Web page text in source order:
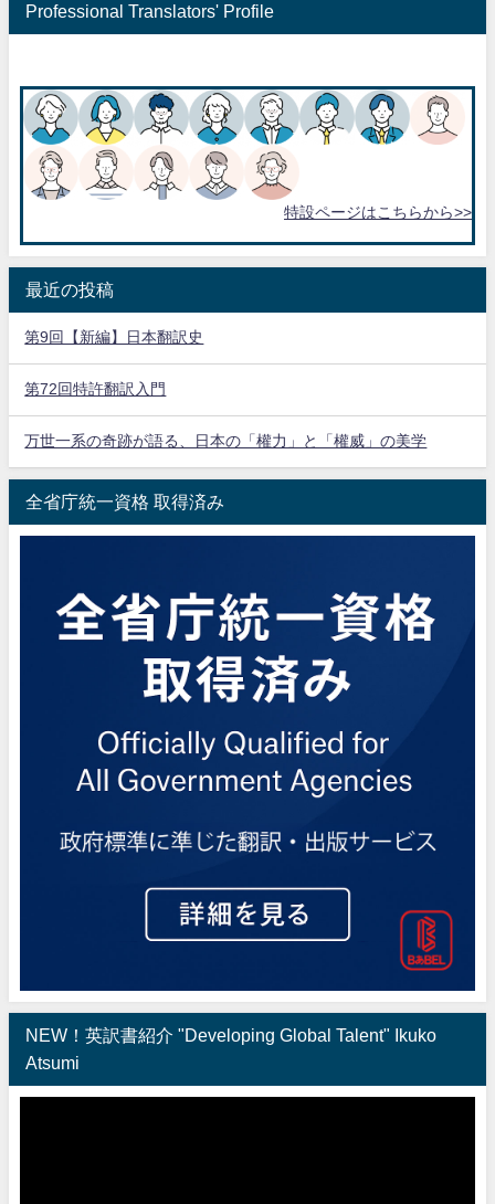
Professional Translators' Profile
特設ページはこちらから>>
最近の投稿
第9回【新編】日本翻訳史
第72回特許翻訳入門
万世一系の奇跡が語る、日本の「權力」と「權威」の美学
全省庁統一資格 取得済み
NEW！英訳書紹介 "Developing Global Talent" Ikuko
Atsumi